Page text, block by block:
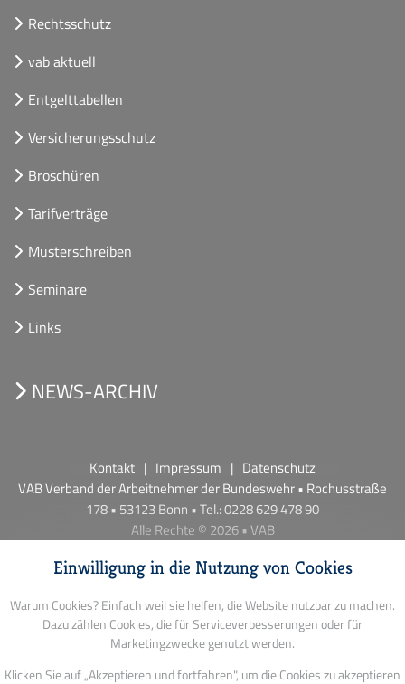
Einwilligung in die Nutzung von Cookies
Warum Cookies? Einfach weil sie helfen, die Website nutzbar zu machen.
Dazu zählen Cookies, die für Serviceverbesserungen oder für
Marketingzwecke genutzt werden.
Klicken Sie auf „Akzeptieren und fortfahren", um die Cookies zu akzeptieren
Rechtsschutz
vab aktuell
Entgelttabellen
Versicherungsschutz
Broschüren
Tarifverträge
Musterschreiben
Seminare
Links
NEWS-ARCHIV
Kontakt Impressum
Datenschutz
VAB Verband der Arbeitnehmer der Bundeswehr • Rochusstraße
178 • 53123 Bonn • Tel.: 0228 629 478 90
Alle Rechte © 2026 • VAB